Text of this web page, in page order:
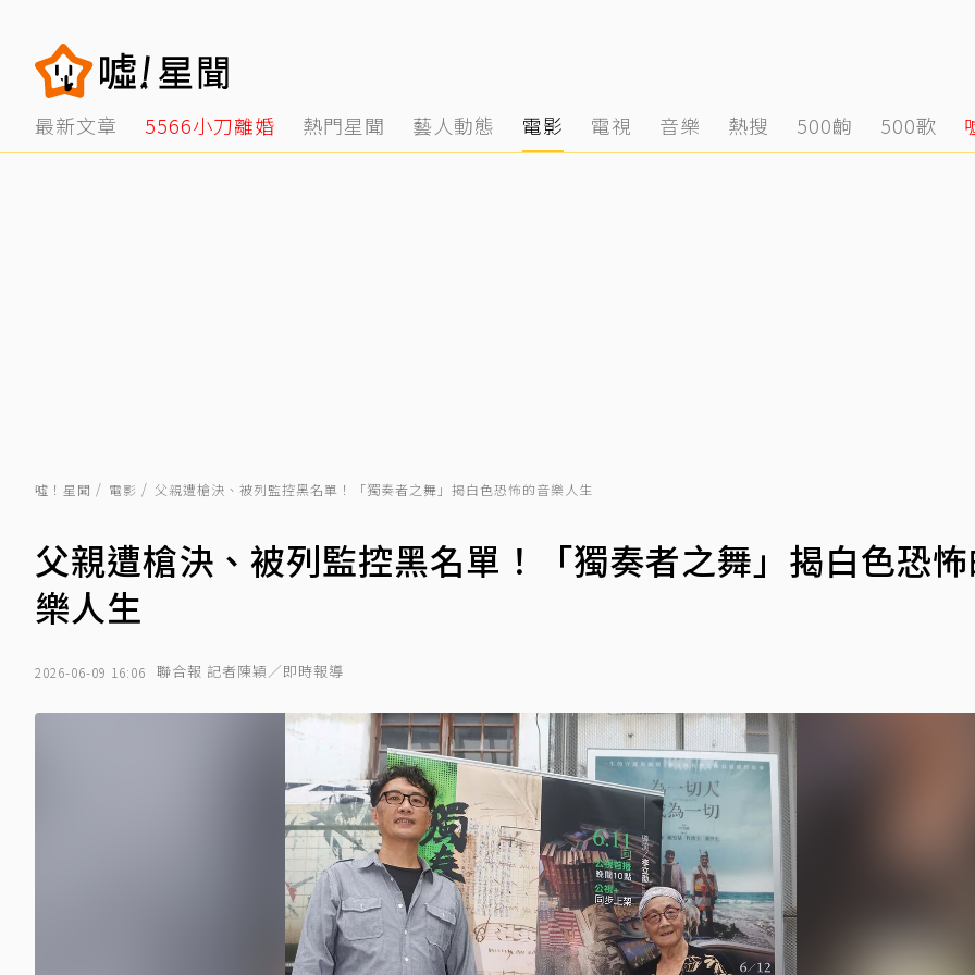
最新文章 5566小刀離婚 熱門星聞 藝人動態 電影 電視 音樂 熱搜 500齣 500歌
噓！星聞 電影 父親遭槍決、被列監控黑名單！「獨奏者之舞」揭白色恐怖的音樂人生
父親遭槍決、被列監控黑名單！「獨奏者之舞」揭白色恐
樂人生
2026-06-09 16:06 聯合報 記者陳穎／即時報導